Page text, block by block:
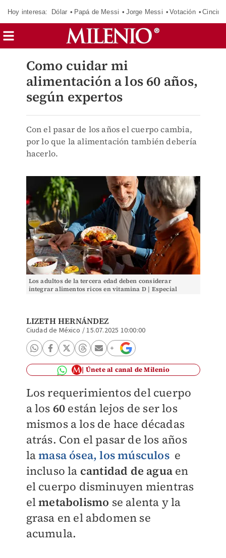
Hoy interesa: Dólar Papá de Messi Jorge Messi Votación
Como cuidar mi
alimentación a los 60 años,
según expertos
Con el pasar de los años el cuerpo cambia,
por lo que la alimentación también debería
hacerlo.
Los adultos de la tercera edad deben considerar
integrar alimentos ricos en vitamina D | Especial
LIZETH HERNÁNDEZ
Ciudad de México /15.07.2025 10:00:00
Únete al canal de Milenio
Los requerimientos del cuerpo
a los 60 están lejos de ser los
mismos a los de hace décadas
atrás. Con el pasar de los años
lamasa ósea, losmúsculos e
incluso la cantidad de aguaen
el cuerpo disminuyen mientras
elmetabolismo se alenta y la
grasa en el abdomen se
acumula.